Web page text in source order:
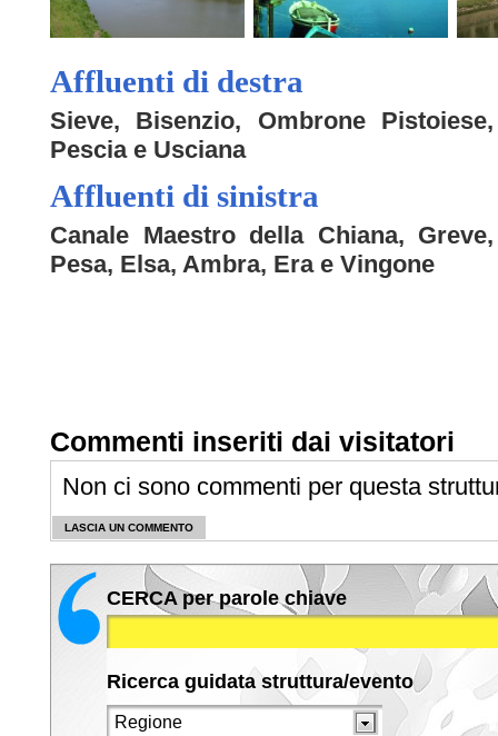
Affluenti di destra
Sieve, Bisenzio, Ombrone Pistoiese,
Pescia e Usciana
Affluenti di sinistra
Canale Maestro della Chiana, Greve,
Pesa, Elsa, Ambra, Era e Vingone
Commenti inseriti dai visitatori
Non ci sono commenti per questa
LASCIA UN COMMENTO
CERCA per parole chiave
Ricerca guidata struttura/evento